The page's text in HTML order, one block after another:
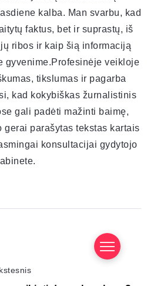
kalba. Man svarbu, kad
faktus, bet ir suprastų, iš
ribos ir kaip šią informaciją
gyvenime.Profesinėje veikloje
tikslumas ir pagarba
kad kokybiškas žurnalistinis
gali padėti mažinti baimę,
gerai parašytas tekstas kartais
konsultacijai gydytojo